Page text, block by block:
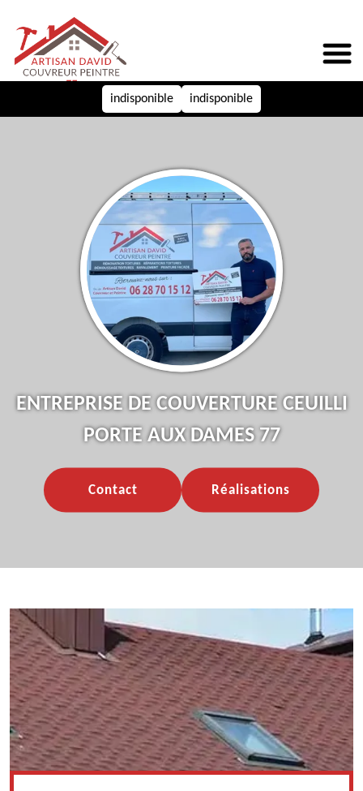
indisponible indisponible
ENTREPRISE DE COUVERTURE CEUILLI
PORTE AUX DAMES 77
Contact Réalisations